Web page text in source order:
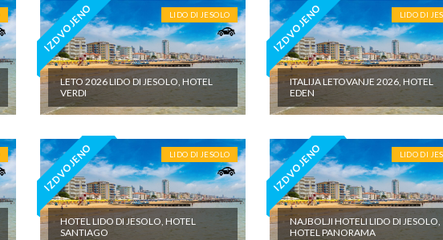
IZDVOJENO LIDO DI JESOLO
LETO 2026 LIDO DI JESOLO, HOTEL
VERDI
IZDVOJENO LIDO DI
ITALIJA LETOVANJE 2026, HOTEL
EDEN
IZDVOJENO LIDO DI JESOLO
HOTEL LIDO DI JESOLO, HOTEL
SANTIAGO
IZDVOJENO LIDO DI
NAJBOLJI HOTELI LIDO DI JESOLO,
HOTEL PANORAMA